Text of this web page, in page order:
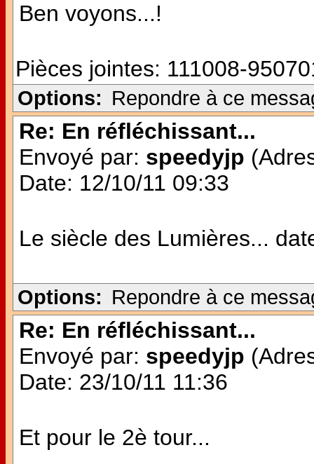
Ben voyons...!
Pièces jointes: 111008-
Options: Repondre à ce
Re: En réfléchissant...
Envoyé par: speedyjp
Date: 12/10/11 09:33
Le siècle des Lumières...
Options: Repondre à ce
Re: En réfléchissant...
Envoyé par: speedyjp
Date: 23/10/11 11:36
Et pour le 2è tour...